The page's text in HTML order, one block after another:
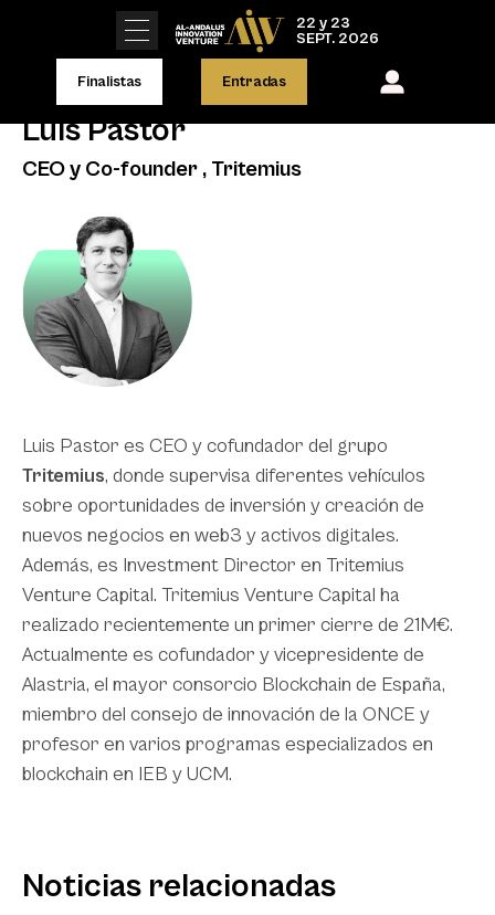
22 y 23
SEPT. 2026
Finalistas Entradas
Luis Pastor
CEO y Co-founder , Tritemius
Luis Pastor es CEO y cofundador del grupo
Tritemius, donde supervisa diferentes vehículos
sobre oportunidades de inversión y creación de
nuevos negocios en web3 y activos digitales.
Además, es Investment Director en Tritemius
Venture Capital. Tritemius Venture Capital ha
realizado recientemente un primer cierre de 21M€.
Actualmente es cofundador y vicepresidente de
Alastria, el mayor consorcio Blockchain de España,
miembro del consejo de innovación de la ONCE y
profesor en varios programas especializados en
blockchain en IEB y UCM.
Noticias relacionadas